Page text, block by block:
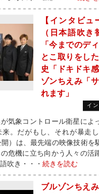
【インタビュ
（日本語吹
「今までのデ
とこ取りをし
史「ドキドキ
ゾンちえみ「
れます」
イ
気象コントロール衛星によ
来。だがもし、それが暴走
）は、最先端の映像技術を
危機に立ち向かう人々の活
吹き・・・ 続きを読む
ブルゾンちえ